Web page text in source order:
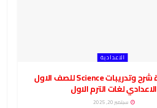
الاعدادية
اهم مذكرة شرح وتدريبات Science للصف الاول
الاعدادي لغات الترم الاول
سبتمبر 20, 2025